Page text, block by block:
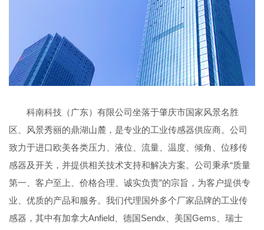
科南科技（广东）有限公司坐落于肇庆市国家风景名胜
区、风景秀丽的鼎湖山麓，是专业的工业传感器供应商。公司
致力于进口欧美各类压力、液位、流量、温度、倾角、位移传
感器及开关，并提供相关技术支持和解决方案。公司秉承“质量
第一、客户至上、价格合理、诚实负责”的宗旨，为客户提供专
业、优质的产品和服务。我们代理国外多个厂家品牌的工业传
感器，其中有加拿大Anfield、德国Sendx、美国Gems、瑞士